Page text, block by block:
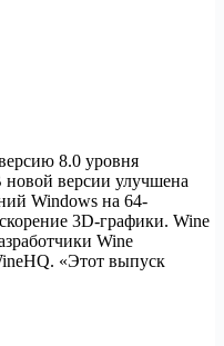
8.0 уровня
версии улучшена
Windows на 64-
3D-графики. Wine
Wine
«Этот выпуск